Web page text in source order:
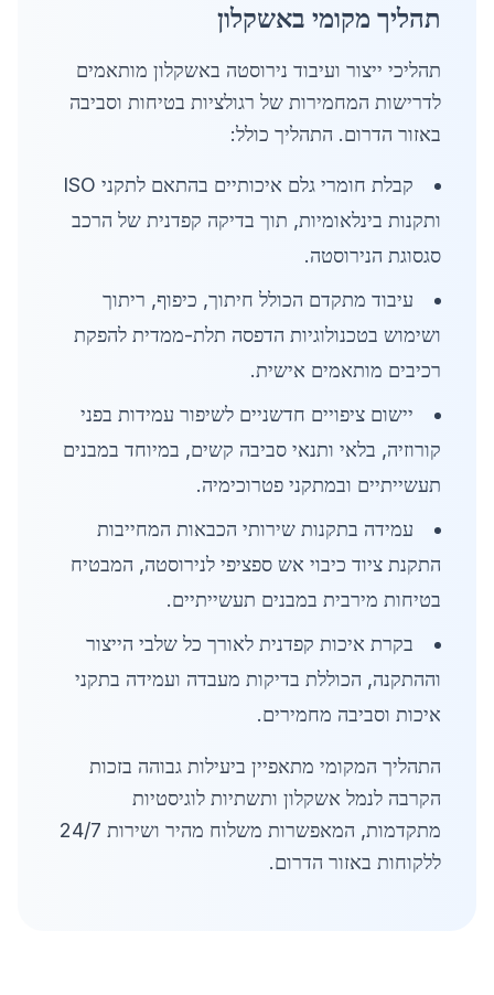
תהליך מקומי באשקלון
תהליכי ייצור ועיבוד נירוסטה באשקלון מותאמים
לדרישות המחמירות של רגולציות בטיחות וסביבה
באזור הדרום. התהליך כולל:
קבלת חומרי גלם איכותיים בהתאם לתקני ISO
ותקנות בינלאומיות, תוך בדיקה קפדנית של הרכב
סגסוגת הנירוסטה.
עיבוד מתקדם הכולל חיתוך, כיפוף, ריתוך
ושימוש בטכנולוגיות הדפסה תלת-ממדית להפקת
רכיבים מותאמים אישית.
יישום ציפויים חדשניים לשיפור עמידות בפני
קורוזיה, בלאי ותנאי סביבה קשים, במיוחד במבנים
תעשייתיים ובמתקני פטרוכימיה.
עמידה בתקנות שירותי הכבאות המחייבות
התקנת ציוד כיבוי אש ספציפי לנירוסטה, המבטיח
בטיחות מירבית במבנים תעשייתיים.
בקרת איכות קפדנית לאורך כל שלבי הייצור
וההתקנה, הכוללת בדיקות מעבדה ועמידה בתקני
איכות וסביבה מחמירים.
התהליך המקומי מתאפיין ביעילות גבוהה בזכות
הקרבה לנמל אשקלון ותשתיות לוגיסטיות
מתקדמות, המאפשרות משלוח מהיר ושירות 24/7
ללקוחות באזור הדרום.